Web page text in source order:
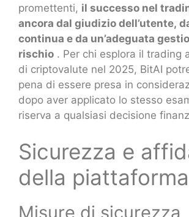
promettenti, il successo nel
ancora dal giudizio dell’utente,
continua e da un’adeguata
rischio . Per chi esplora il trading
di criptovalute nel 2025, BitAI
pena di essere presa in
dopo aver applicato lo stesso
riserva a qualsiasi decisione
Sicurezza e
della
Misure di sicurezza